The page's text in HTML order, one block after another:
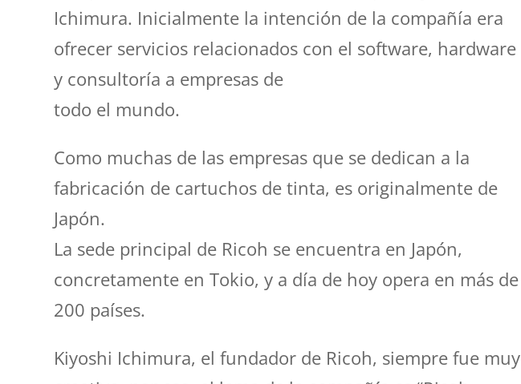
Ichimura. Inicialmente la intención de la compañía era
ofrecer servicios relacionados con el software, hardware
y consultoría a empresas de
todo el mundo.
Como muchas de las empresas que se dedican a la
fabricación de cartuchos de tinta, es originalmente de
Japón.
La sede principal de Ricoh se encuentra en Japón,
concretamente en Tokio, y a día de hoy opera en más de
200 países.
Kiyoshi Ichimura, el fundador de Ricoh, siempre fue muy